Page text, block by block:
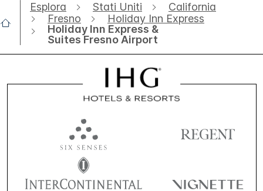
Esplora Stati Uniti
California
Fresno
Holiday Inn Express
Holiday Inn Express &
Suites Fresno Airport